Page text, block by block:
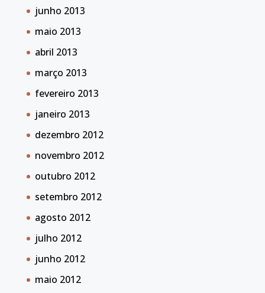
junho 2013
maio 2013
abril 2013
março 2013
fevereiro 2013
janeiro 2013
dezembro 2012
novembro 2012
outubro 2012
setembro 2012
agosto 2012
julho 2012
junho 2012
maio 2012